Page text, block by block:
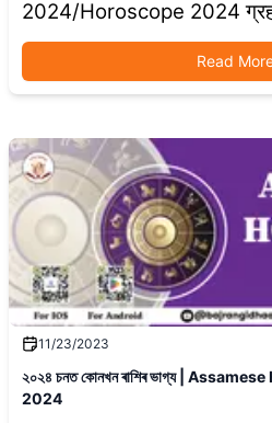
2024/Horoscope 2024
Read
11/23/2023
২০২৪ চনত কোনখন ৰাশিৰ ভাগ্য |
2024